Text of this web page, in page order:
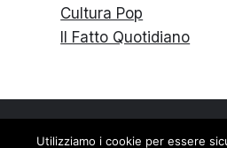
Cultura Pop
Il Fatto Quotidiano
Utilizziamo i cookie per essere